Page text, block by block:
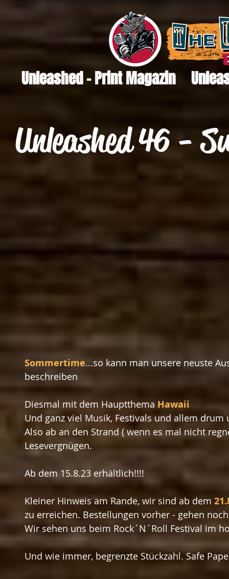
Unleashed - Print Magazin
Unleashed 46 -
Sommertime...so kann man unsere neuste
beschreiben
Diesmal mit dem Hauptthema Hawaii
Und ganz viel Musik, Festivals und allem
Also ab an den Strand ( wenn es mal nicht
Lesevergnügen.
Ab dem 15.8.23 erhältlich!!!!
Kleiner Hinweis am Rande, wir sind ab dem
zu erreichen. Bestellungen vorher - gehen
Wir sehen uns beim Rock´N´Roll Festival im
Und wie immer, begrenzte Stückzahl. Safe